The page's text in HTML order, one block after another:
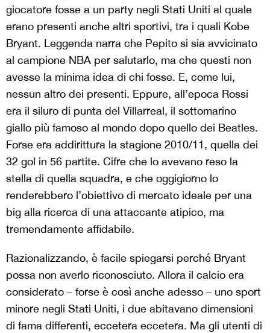
giocatore fosse a un party negli Stati Uniti al quale
erano presenti anche altri sportivi, tra i quali Kobe
Bryant. Leggenda narra che Pepito si sia avvicinato
al campione NBA per salutarlo, ma che questi non
avesse la minima idea di chi fosse. E, come lui,
nessun altro dei presenti. Eppure, all’epoca Rossi
era il siluro di punta del Villarreal, il sottomarino
giallo più famoso al mondo dopo quello dei Beatles.
Forse era addirittura la stagione 2010/11, quella dei
32 gol in 56 partite. Cifre che lo avevano reso la
stella di quella squadra, e che oggigiorno lo
renderebbero l’obiettivo di mercato ideale per una
big alla ricerca di una attaccante atipico, ma
tremendamente affidabile.
Razionalizzando, è facile spiegarsi perché Bryant
possa non averlo riconosciuto. Allora il calcio era
considerato – forse è così anche adesso – uno sport
minore negli Stati Uniti, i due abitavano dimensioni
di fama differenti, eccetera eccetera. Ma gli utenti di